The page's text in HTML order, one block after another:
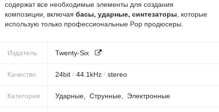
содержат все необходимые элементы для создания
композиции, включая басы, ударные, синтезаторы , которые
использую только профессиональные Pop продюсеры.
Издатель Twenty-Six
Качество 24bit / 44.1 kHz / stereo
Категория Ударные Струнные Электронные